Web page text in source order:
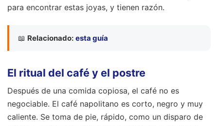
para encontrar estas joyas, y tienen razón.
📖 Relacionado: esta guía
El ritual del café y el postre
Después de una comida copiosa, el café no es
negociable. El café napolitano es corto, negro y muy
caliente. Se toma de pie, rápido, como un disparo de